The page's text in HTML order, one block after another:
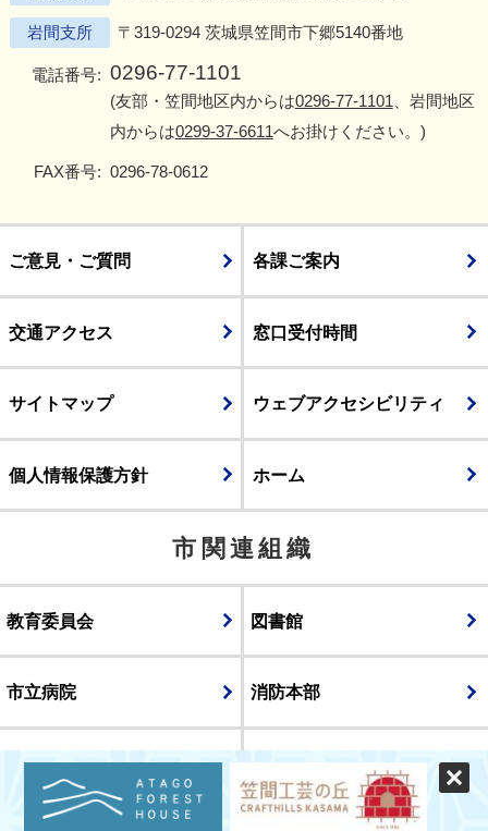
岩間支所 〒319-0294 茨城県笠間市下郷5140番地
電話番号: 0296-77-1101
(友部・笠間地区内からは0296-77-1101 、岩間地区
内からは0299-37-6611へお掛けください。)
FAX番号: 0296-78-0612
ご意見・ご質問 各課ご案内
交通アクセス 窓口受付時間
サイトマップ ウェブアクセシビリティ
個人情報保護方針 ホーム
市関連組織
教育委員会 図書館
市立病院 消防本部
議会